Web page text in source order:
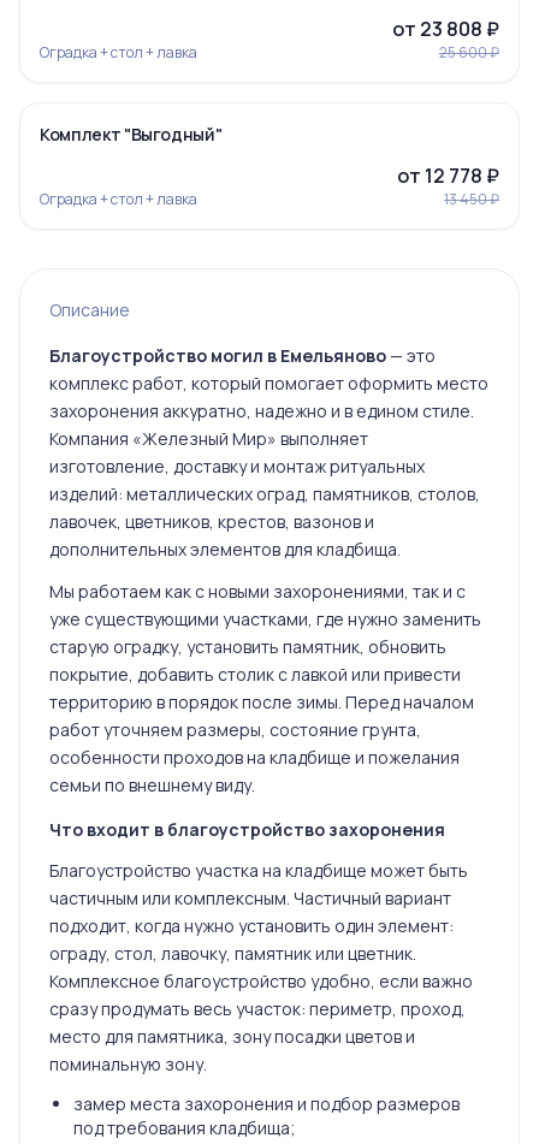
Ограда 19
Оградка + стол + лавка
от 23 808 ₽
25 600 ₽
Ограда 6
-5%
Комплект "Выгодный"
Оградка + стол + лавка
от 12 778 ₽
13 450 ₽
Описание
Благоустройство могил в Емельяново— это
комплекс работ, который помогает оформить место
захоронения аккуратно, надежно и в едином стиле.
Компания «Железный Мир» выполняет
изготовление, доставку и монтаж ритуальных
изделий: металлических оград, памятников, столов,
лавочек, цветников, крестов, вазонов и
дополнительных элементов для кладбища.
Мы работаем как с новыми захоронениями, так и с
уже существующими участками, где нужно заменить
старую оградку, установить памятник, обновить
покрытие, добавить столик с лавкой или привести
территорию в порядок после зимы. Перед началом
работ уточняем размеры, состояние грунта,
особенности проходов на кладбище и пожелания
семьи по внешнему виду.
Что входит в благоустройство захоронения
Благоустройство участка на кладбище может быть
частичным или комплексным. Частичный вариант
подходит, когда нужно установить один элемент:
ограду, стол, лавочку, памятник или цветник.
Комплексное благоустройство удобно, если важно
сразу продумать весь участок: периметр, проход,
место для памятника, зону посадки цветов и
поминальную зону.
замер места захоронения и подбор размеров
под требования кладбища;